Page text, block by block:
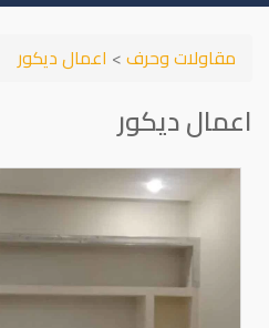
مقاولات وحرف> اعمال ديكور
اعمال ديكور